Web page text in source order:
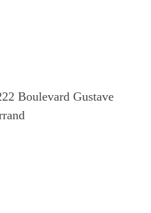
Boulevard Gustave